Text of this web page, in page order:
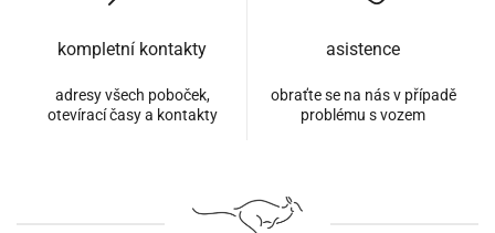
kompletní kontakty
adresy všech poboček,
otevírací časy a kontakty
asistence
obraťte se na nás v případě
problému s vozem